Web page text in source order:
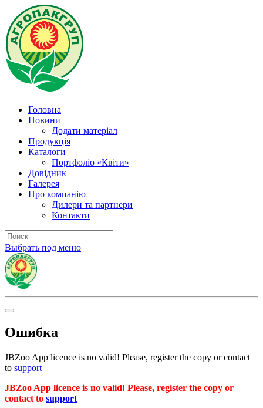
Головна
Новини
Додати матеріал
Продукція
Каталоги
Портфоліо «Квіти»
Довідник
Галерея
Про компанію
Дилери та партнери
Контакти
Выбрать под меню
Ошибка
JBZoo App licence is no valid! Please, register the copy or contact
to support
JBZoo App licence is no valid! Please, register the copy or
contact to support